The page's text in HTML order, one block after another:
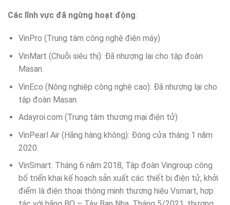
Các lĩnh vực đã ngừng hoạt động:
VinPro (Trung tâm công nghệ điện máy)
VinMart (Chuỗi siêu thị): Đã nhượng lại cho tập đoàn
Masan.
VinEco (Nông nghiệp công nghệ cao): Đã nhượng lại cho
tập đoàn Masan.
Adayroi.com (Trung tâm thương mại điện tử)
VinPearl Air (Hãng hàng không): Đóng cửa tháng 1 năm
2020.
VinSmart: Tháng 6 năm 2018, Tập đoàn Vingroup công
bố triển khai kế hoạch sản xuất các thiết bị điện tử, khởi
điểm là điện thoại thông minh thương hiệu Vsmart, hợp